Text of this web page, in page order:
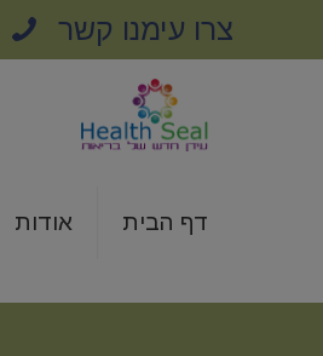
צרו עימנו קשר
דף הבית אודות